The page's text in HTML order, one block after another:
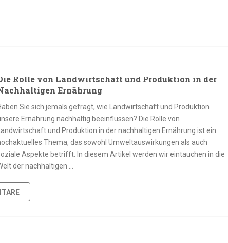
Rolle von Landwirtschaft und Produktion in der
Ernährung
Sie sich jemals gefragt, wie Landwirtschaft und Produktion
Ernährung nachhaltig beeinflussen? Die Rolle von
und Produktion in der nachhaltigen Ernährung ist ein
Thema, das sowohl Umweltauswirkungen als auch
Aspekte betrifft. In diesem Artikel werden wir eintauchen in die
der nachhaltigen …